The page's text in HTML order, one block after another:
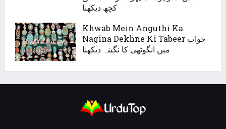
کچھ دیکھنا
Khwab Mein Anguthi Ka
Nagina Dekhne Ki Tabeer خواب
میں انگوٹھی کا نگینہ دیکھنا